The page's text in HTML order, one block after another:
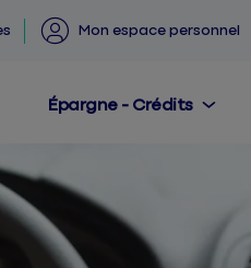
Mon espace personnel
Épargne - Crédits